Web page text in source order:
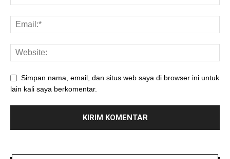
Simpan nama, email, dan situs web saya di browser ini untuk
lain kali saya berkomentar.